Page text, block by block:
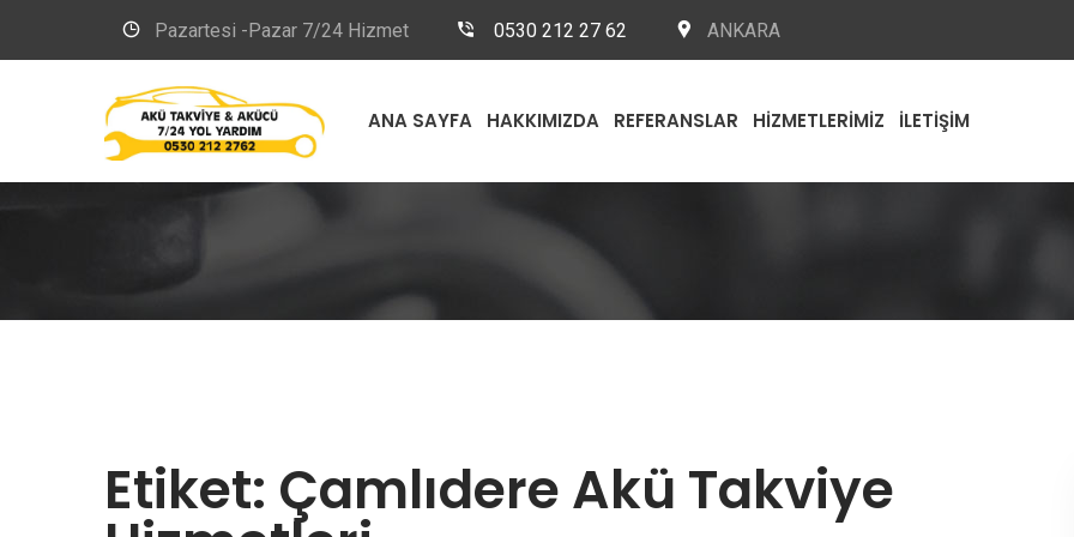
Pazartesi -Pazar 7/24 Hizmet 0530 212 27 62 ANKARA
ANA SAYFA HAKKIMIZDA REFERANSLAR HIZMETLERIMIZ İLETIŞIM
Etiket: Çamlıdere Akü Takviye